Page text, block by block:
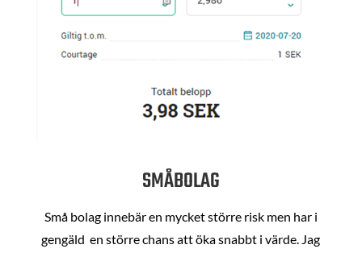
SMÅBOLAG
Små bolag innebär en mycket större risk men har i
gengäld en större chans att öka snabbt i värde. Jag